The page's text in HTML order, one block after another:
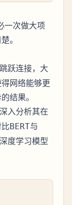
一次做大项
。
跃连接，大
网络能够更
结果。
入分析其在
BERT与
度学习模型